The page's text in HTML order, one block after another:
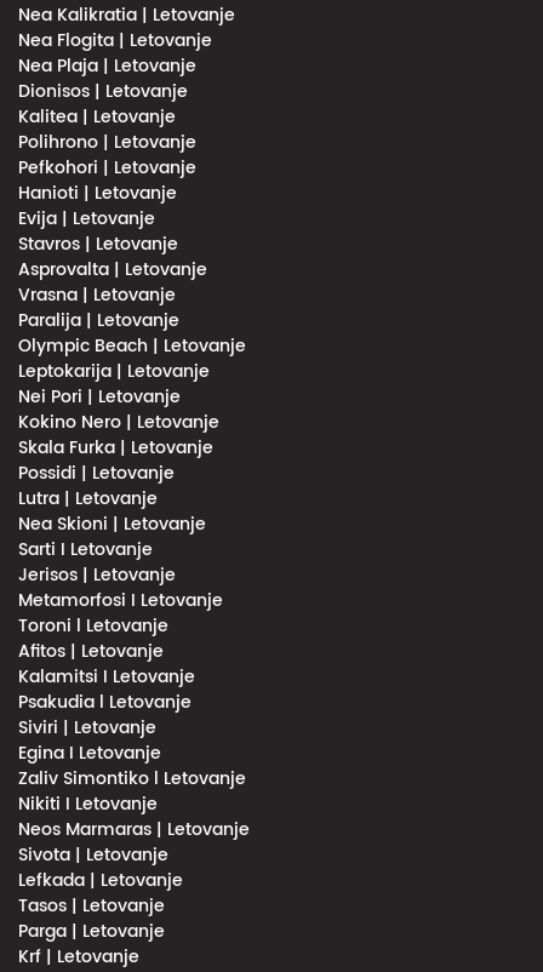
Nea Kalikratia | Letovanje
Nea Flogita | Letovanje
Nea Plaja | Letovanje
Dionisos | Letovanje
Kalitea | Letovanje
Polihrono | Letovanje
Pefkohori | Letovanje
Hanioti | Letovanje
Evija | Letovanje
Stavros | Letovanje
Asprovalta | Letovanje
Vrasna | Letovanje
Paralija | Letovanje
Olympic Beach | Letovanje
Leptokarija | Letovanje
Nei Pori | Letovanje
Kokino Nero | Letovanje
Skala Furka | Letovanje
Possidi | Letovanje
Lutra | Letovanje
Nea Skioni | Letovanje
Sarti I Letovanje
Jerisos | Letovanje
Metamorfosi I Letovanje
Toroni l Letovanje
Afitos | Letovanje
Kalamitsi I Letovanje
Psakudia l Letovanje
Siviri | Letovanje
Egina I Letovanje
Zaliv Simontiko l Letovanje
Nikiti I Letovanje
Neos Marmaras | Letovanje
Sivota | Letovanje
Lefkada | Letovanje
Tasos | Letovanje
Parga | Letovanje
Krf | Letovanje